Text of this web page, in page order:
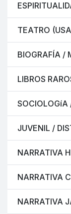
TEATRO
BIOGRAFÍA /
LIBROS
SOCIOLOGíA
JUVENIL /
NARRATIVA
NARRATIVA
NARRATIVA